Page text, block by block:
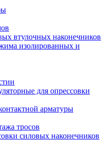
втулочных наконечников
изолированных и
для опрессовки
арматуры
тросов
силовых наконечников